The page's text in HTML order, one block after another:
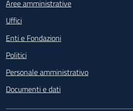
Aree amministrative
Uffici
Enti e Fondazioni
Politici
Personale amministrativo
Documenti e dati